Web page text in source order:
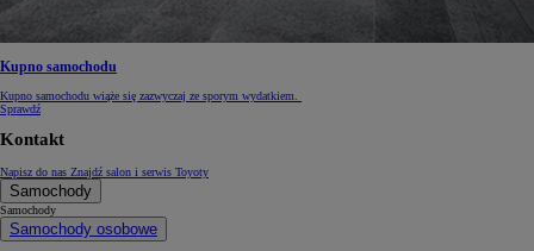
Kupno samochodu
Kupno samochodu wiąże się zazwyczaj ze sporym wydatkiem.
Sprawdź
Kontakt
Napisz do nas Znajdź salon i serwis Toyoty
Samochody
Samochody
Samochody osobowe